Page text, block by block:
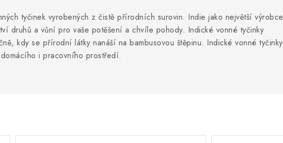
tyčinek vyrobených z čistě přírodních surovin. Indie jako největší výrobce
druhů a vůní pro vaše potěšení a chvíle pohody. Indické vonné tyčinky
kdy se přírodní látky nanáší na bambusovou štěpinu. Indické vonné tyčinky
i pracovního prostředí.